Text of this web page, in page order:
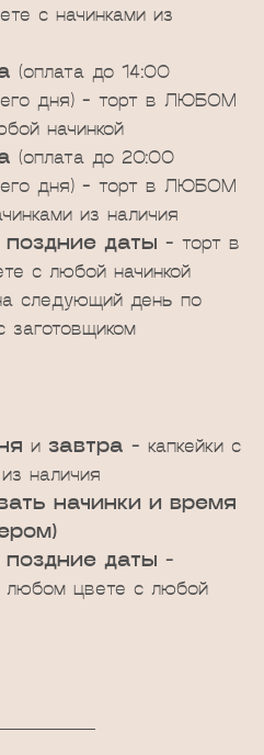
с начинками из
(оплата до 14:00
дня) - торт в ЛЮБОМ
начинкой
(оплата до 20:00
дня) - торт в ЛЮБОМ
из наличия
поздние даты - торт в
с любой начинкой
следующий день по
заготовщиком
и завтра - капкейки с
наличия
начинки и время
поздние даты -
любом цвете с любой